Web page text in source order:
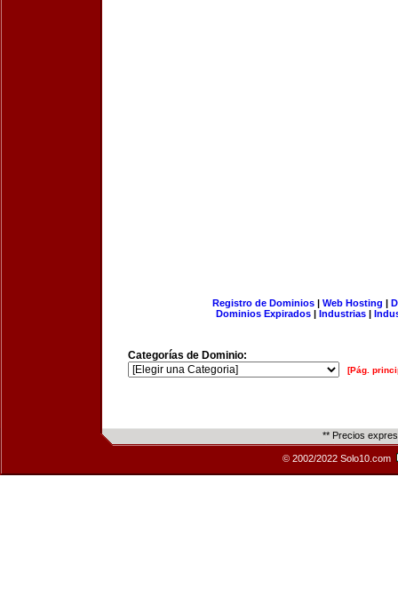
Registro de Dominios| Web Hosting |
Dominios Expirados | Industrias |
Categorías de Dominio:
[Pág.
** Precios
© 2002/2022 Solo10.com